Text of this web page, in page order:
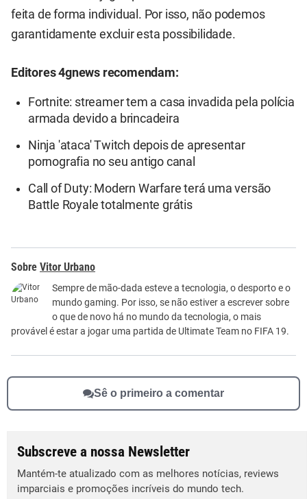
feita de forma individual. Por isso, não podemos
garantidamente excluir esta possibilidade.
Editores 4gnews recomendam:
Fortnite: streamer tem a casa invadida pela polícia
armada devido a brincadeira
Ninja 'ataca' Twitch depois de apresentar
pornografia no seu antigo canal
Call of Duty: Modern Warfare terá uma versão
Battle Royale totalmente grátis
Vitor Urbano
Sempre de mão-dada esteve a tecnologia, o desporto e o
mundo gaming. Por isso, se não estiver a escrever sobre
o que de novo há no mundo da tecnologia, o mais
provável é estar a jogar uma partida de Ultimate Team no FIFA 19.
Sê o primeiro a comentar
Subscreve a nossa Newsletter
Mantém-te atualizado com as melhores notícias, reviews
imparciais e promoções incríveis do mundo tech.